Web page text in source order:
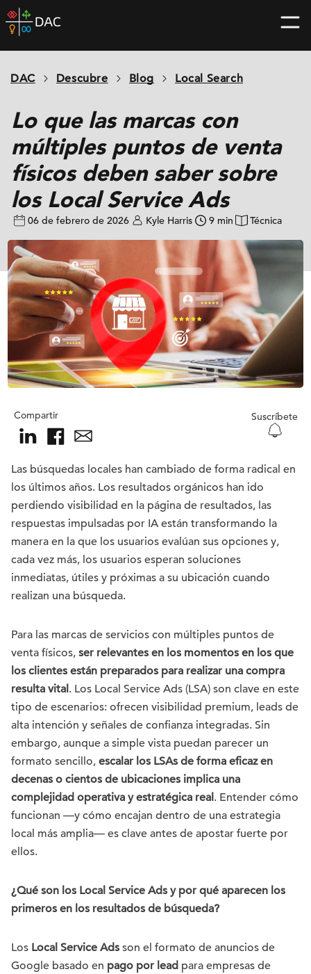
Skip
to
home
DAC Descubre Blog Local Search
Lo que las marcas con
múltiples puntos de venta
físicos deben saber sobre
los Local Service Ads
06 de febrero de 2026 Kyle Harris 9 min Técnica
Compartir Suscríbete
Las búsquedas locales han cambiado de forma radical en
los últimos años. Los resultados orgánicos han ido
perdiendo visibilidad en la página de resultados, las
respuestas impulsadas por IA están transformando la
manera en la que los usuarios evalúan sus opciones y,
cada vez más, los usuarios esperan soluciones
inmediatas, útiles y próximas a su ubicación cuando
realizan una búsqueda.
Para las marcas de servicios con múltiples puntos de
venta físicos, ser relevantes en los momentos en los que
los clientes están preparados para realizar una compra
resulta vital. Los Local Service Ads (LSA) son clave en este
tipo de escenarios: ofrecen visibilidad premium, leads de
alta intención y señales de confianza integradas. Sin
embargo, aunque a simple vista puedan parecer un
formato sencillo, escalar los LSAs de forma eficaz en
decenas o cientos de ubicaciones implica una
complejidad operativa y estratégica real. Entender cómo
funcionan —y cómo encajan dentro de una estrategia
local más amplia— es clave antes de apostar fuerte por
ellos.
¿Qué son los Local Service Ads y por qué aparecen los
primeros en los resultados de búsqueda?
Los Local Service Ads son el formato de anuncios de
Google basado en pago por lead para empresas de